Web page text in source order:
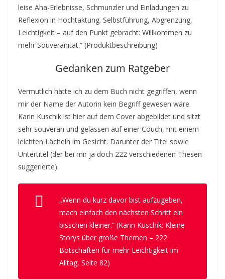
leise Aha-Erlebnisse, Schmunzler und Einladungen zu
Reflexion in Hochtaktung. Selbstführung, Abgrenzung,
Leichtigkeit – auf den Punkt gebracht: Willkommen zu
mehr Souveränität.“ (Produktbeschreibung)
Gedanken zum Ratgeber
Vermutlich hätte ich zu dem Buch nicht gegriffen, wenn
mir der Name der Autorin kein Begriff gewesen wäre.
Karin Kuschik ist hier auf dem Cover abgebildet und sitzt
sehr souverän und gelassen auf einer Couch, mit einem
leichten Lächeln im Gesicht. Darunter der Titel sowie
Untertitel (der bei mir ja doch 222 verschiedenen Thesen
suggerierte).
„Wenn du kurz davor bist aufzugeben,
mach einfach den nächsten Schritt ein
bisschen kleiner.“ (Karin Kuschik: Kleine
Storys über große Themen – 222
Botschaften für mehr Leichtigkeit im
Alltag, Seite 82)